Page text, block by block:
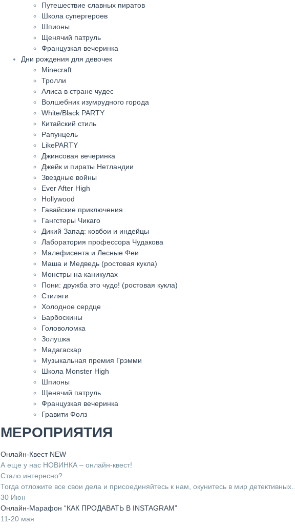
Путешествие славных пиратов
Школа супергероев
Шпионы
Щенячий патруль
Французкая вечеринка
Дни рождения для девочек
Minecraft
Тролли
Алиса в стране чудес
Волшебник изумрудного города
White/Black PARTY
Китайский стиль
Рапунцель
LikePARTY
Джинсовая вечеринка
Джейк и пираты Нетландии
Звездные войны
Ever After High
Hollywood
Гавайские приключения
Гангстеры Чикаго
Дикий Запад: ковбои и индейцы
Лаборатория профессора Чудакова
Малефисента и Лесные Феи
Маша и Медведь (ростовая кукла)
Монстры на каникулах
Пони: дружба это чудо! (ростовая кукла)
Стиляги
Холодное сердце
Барбоскины
Головоломка
Золушка
Мадагаскар
Музыкальная премия Грэмми
Школа Monster High
Шпионы
Щенячий патруль
Французкая вечеринка
Гравити Фолз
МЕРОПРИЯТИЯ
Онлайн-Квест NEW
А еще у нас НОВИНКА – онлайн-квест!
Стало интересно?
Тогда отложите все свои дела и присоединяйтесь к нам, окунитесь в мир детективных…
30 Июн
Онлайн-Марафон “КАК ПРОДАВАТЬ В INSTAGRAM”
11-20 мая